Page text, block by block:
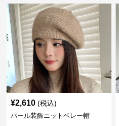
¥2,610 (税込)
パール装飾ニットベレー帽